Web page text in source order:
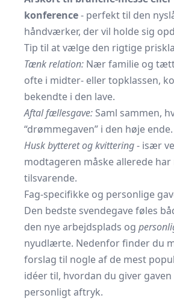
konference- perfekt til den
håndværker, der vil holde sig
Tip til at vælge den rigtige
Tænk relation: Nær familie og
ofte i midter- eller topklassen,
bekendte i den lave.
Aftal fællesgave: Saml sammen,
“drømmegaven” i den høje ende.
Husk bytteret og kvittering- især
modtageren måske allerede
tilsvarende.
Fag-specifikke og personlige
Den bedste svendegave føles
den nye arbejdsplads og
nyudlærte. Nedenfor finder du
forslag til nogle af de mest
idéer til, hvordan du giver
personligt aftryk.